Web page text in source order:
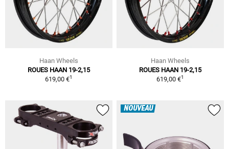
Haan Wheels
ROUES HAAN 19-2,15
619,00 €1
Haan Wheels
ROUES HAAN 19-2,15
619,00 €1
NOUVEAU